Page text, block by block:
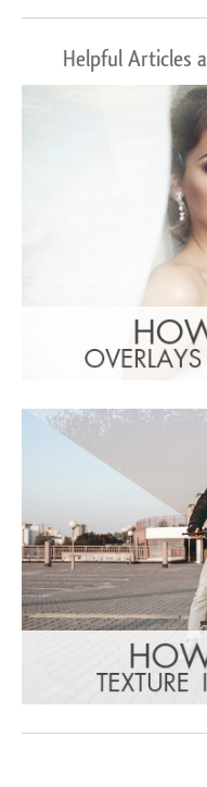
Helpful Articles